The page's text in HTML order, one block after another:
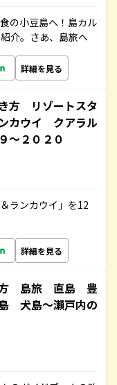
の小豆島へ！島カル
介。さあ、島旅へ
詳細を見る
方 リゾートスタ
カウイ クアラル
～２０２０
ランカウイ」を12
詳細を見る
方 島旅 直島 豊
犬島～瀬戸内の